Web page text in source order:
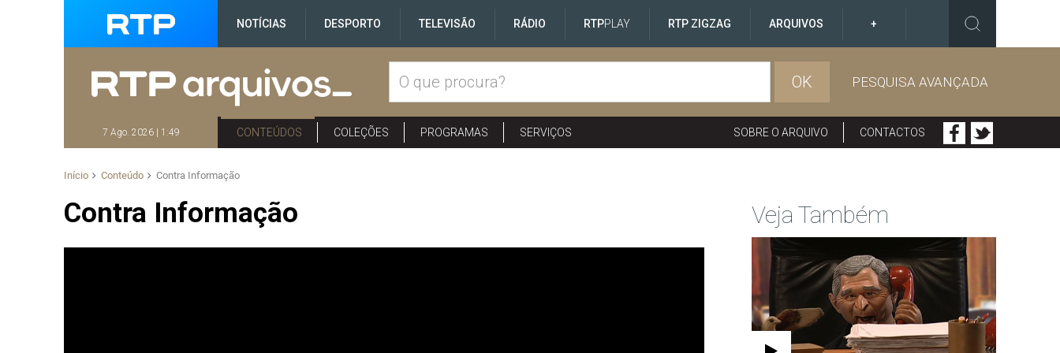
NOTÍCIAS DESPORTO TELEVISÃO RÁDIO RTPPLAY RTP ZIGZAG ARQUIVOS +
OK PESQUISA AVANÇADA
7 Ago. 2026 | 1:49 CONTEÚDOS COLEÇÕES PROGRAMAS SERVIÇOS SOBRE O ARQUIVO CONTACTOS
Início Conteúdo Contra Informação
Contra Informação Veja Também